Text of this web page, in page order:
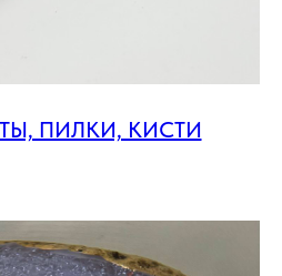
ПИЛКИ, КИСТИ